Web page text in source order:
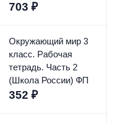
703 ₽
Окружающий мир 3
класс. Рабочая
тетрадь. Часть 2
(Школа России) ФП
352 ₽